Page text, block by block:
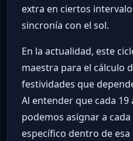
extra en ciertos
sincronía con el sol.
En la actualidad, este
maestra para el cálculo
festividades que
Al entender que cada 19
podemos asignar a
específico dentro de